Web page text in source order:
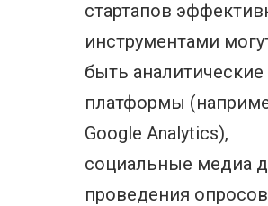
стартапов
инструментами
быть аналитические
платформы
Google Analytics),
социальные медиа
проведения